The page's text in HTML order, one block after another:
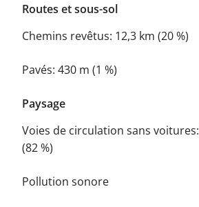
Routes et sous-sol
Chemins revêtus: 12,3 km (20 %)
Pavés: 430 m (1 %)
Paysage
Voies de circulation sans voitures:
(82 %)
Pollution sonore